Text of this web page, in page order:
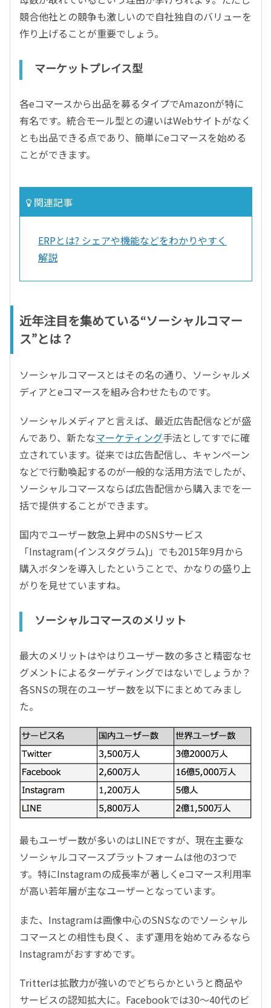
競合他社との競争も激しいので自社独自のバリューを
作り上げることが重要でしょう。
マーケットプレイス型
各eコマースから出品を募るタイプでAmazonが特に
有名です。統合モール型との違いはWebサイトがなく
とも出品できる点であり、簡単にeコマースを始める
ことができます。
関連記事
ERPとは? シェアや機能などをわかりやすく
解説
近年注目を集めている“ソーシャルコマー
ス”とは？
ソーシャルコマースとはその名の通り、ソーシャルメ
ディアとeコマースを組み合わせたものです。
ソーシャルメディアと言えば、最近広告配信などが盛
んであり、新たなマーケティング手法としてすでに確
立されています。従来では広告配信し、キャンペーン
などで行動喚起するのが一般的な活用方法でしたが、
ソーシャルコマースならば広告配信から購入までを一
括で提供することができます。
国内でユーザー数急上昇中のSNSサービス
「Instagram(インスタグラム)」でも2015年9月から
購入ボタンを導入したということで、かなりの盛り上
がりを見せていますね。
ソーシャルコマースのメリット
最大のメリットはやはりユーザー数の多さと精密なセ
グメントによるターゲティングではないでしょうか？
各SNSの現在のユーザー数を以下にまとめてみまし
た。
最もユーザー数が多いのはLINEですが、現在主要な
ソーシャルコマースプラットフォームは他の3つで
す。特にInstagramの成長率が著しくeコマース利用率
が高い若年層が主なユーザーとなっています。
また、Instagramは画像中心のSNSなのでソーシャル
コマースとの相性も良く、まず運用を始めてみるなら
Instagramがおすすめです。
Tritterは拡散力が強いのでどちらかというと商品や
サービスの認知拡大に。Facebookでは30～40代のビ